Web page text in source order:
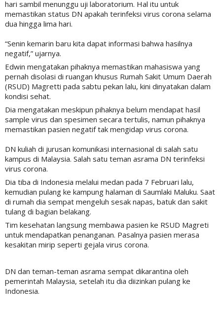
hari sambil menunggu uji laboratorium. Hal itu untuk
memastikan status DN apakah terinfeksi virus corona selama
dua hingga lima hari.
“Senin kemarin baru kita dapat informasi bahwa hasilnya
negatif,” ujarnya.
Edwin mengatakan pihaknya memastikan mahasiswa yang
pernah disolasi di ruangan khusus Rumah Sakit Umum Daerah
(RSUD) Magretti pada sabtu pekan lalu, kini dinyatakan dalam
kondisi sehat.
Dia mengatakan meskipun pihaknya belum mendapat hasil
sample virus dan spesimen secara tertulis, namun pihaknya
memastikan pasien negatif tak mengidap virus corona.
DN kuliah di jurusan komunikasi internasional di salah satu
kampus di Malaysia. Salah satu teman asrama DN terinfeksi
virus corona.
Dia tiba di Indonesia melalui medan pada 7 Februari lalu,
kemudian pulang ke kampung halaman di Saumlaki Maluku. Saat
di rumah dia sempat mengeluh sesak napas, batuk dan sakit
tulang di bagian belakang.
Tim kesehatan langsung membawa pasien ke RSUD Magreti
untuk mendapatkan penanganan. Pasalnya pasien merasa
kesakitan mirip seperti gejala virus corona.
DN dan teman-teman asrama sempat dikarantina oleh
pemerintah Malaysia, setelah itu dia diizinkan pulang ke
Indonesia.